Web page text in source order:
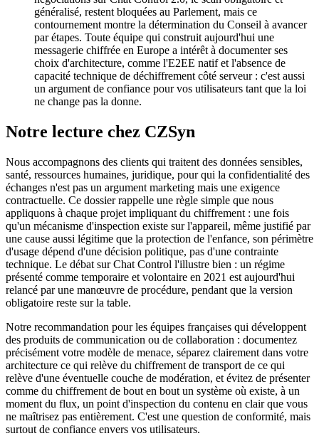
généralisé, restent bloquées au Parlement, mais ce
contournement montre la détermination du Conseil à avancer
par étapes. Toute équipe qui construit aujourd'hui une
messagerie chiffrée en Europe a intérêt à documenter ses
choix d'architecture, comme l'E2EE natif et l'absence de
capacité technique de déchiffrement côté serveur : c'est aussi
un argument de confiance pour vos utilisateurs tant que la loi
ne change pas la donne.
Notre lecture chez CZSyn
Nous accompagnons des clients qui traitent des données sensibles,
santé, ressources humaines, juridique, pour qui la confidentialité des
échanges n'est pas un argument marketing mais une exigence
contractuelle. Ce dossier rappelle une règle simple que nous
appliquons à chaque projet impliquant du chiffrement : une fois
qu'un mécanisme d'inspection existe sur l'appareil, même justifié par
une cause aussi légitime que la protection de l'enfance, son périmètre
d'usage dépend d'une décision politique, pas d'une contrainte
technique. Le débat sur Chat Control l'illustre bien : un régime
présenté comme temporaire et volontaire en 2021 est aujourd'hui
relancé par une manœuvre de procédure, pendant que la version
obligatoire reste sur la table.
Notre recommandation pour les équipes françaises qui développent
des produits de communication ou de collaboration : documentez
précisément votre modèle de menace, séparez clairement dans votre
architecture ce qui relève du chiffrement de transport de ce qui
relève d'une éventuelle couche de modération, et évitez de présenter
comme du chiffrement de bout en bout un système où existe, à un
moment du flux, un point d'inspection du contenu en clair que vous
ne maîtrisez pas entièrement. C'est une question de conformité, mais
surtout de confiance envers vos utilisateurs.